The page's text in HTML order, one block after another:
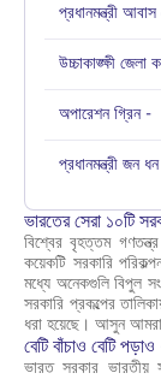
প্রধানমন্ত্রী
উচ্চাকাঙ্ক্ষী জেলা
অপারেশন গ্রিন -
প্রধানমন্ত্রী জন
ভারতের সেরা ১০টি
বিশ্বের বৃহত্তম
কয়েকটি সরকারি
মধ্যে অনেকগুলি বিপুল
সরকারি প্রকল্পের
ধরা হয়েছে। আসুন আমরা
বেটি বাঁচাও বেটি
ভারত সরকার ভারতীয়